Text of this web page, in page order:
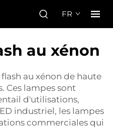
FR
au xénon
au xénon de haute
Ces lampes sont
d'utilisations,
industriel, les lampes
commerciales qui